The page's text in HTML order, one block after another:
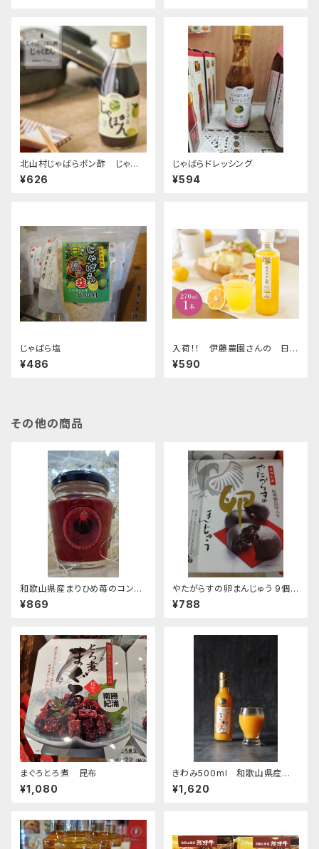
北山村じゃばらポン酢 じゃぽ
ん
¥626
じゃばらドレッシング
¥594
じゃばら塩
¥486
入荷！！ 伊藤農園さんの 日々
みかん酢
¥590
その他の商品
和歌山県産まりひめ苺のコンフ
ィチュール
¥869
やたがらすの卵まんじゅう 9個
入
¥788
まぐろとろ煮 昆布
¥1,080
きわみ500ml 和歌山県産み
かん100％ストレートジュース
¥1,620